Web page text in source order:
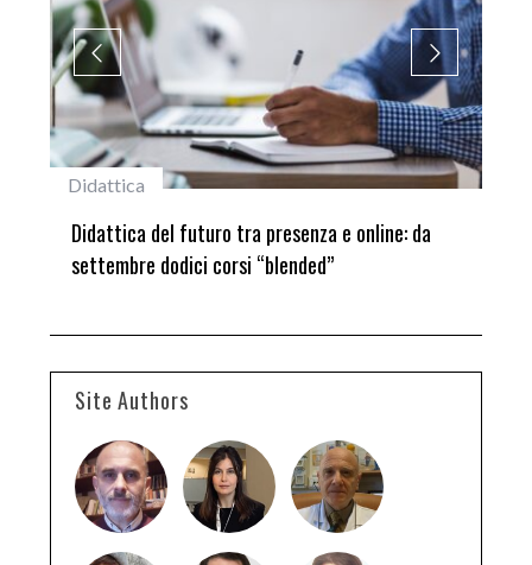
Didattica
Didattica del futuro tra presenza e online: da
settembre dodici corsi “blended”
Site Authors